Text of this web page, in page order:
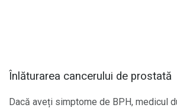
Înlăturarea cancerului de prostată
Dacă aveți simptome de BPH, medicul